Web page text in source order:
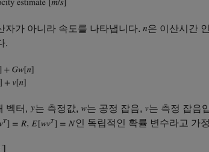
자가 아니라 속도를 나타냅니다.
은 이산시간
.
벡터, 는 측정값, 는 공정 잡음, 는 측정 잡음
, 인 독립적인 확률 변수라고 가